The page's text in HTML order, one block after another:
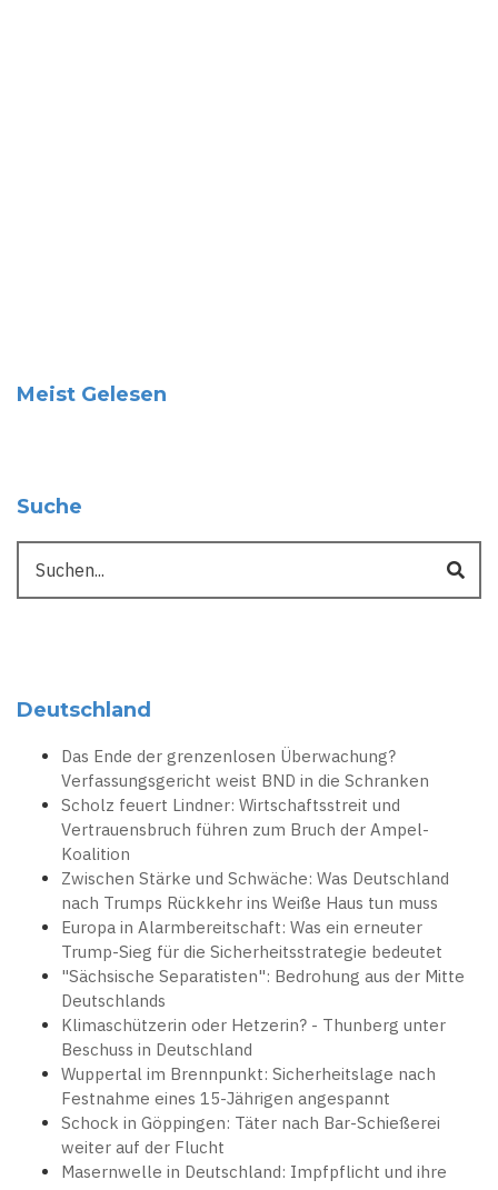
Meist Gelesen
Suche
Deutschland
Das Ende der grenzenlosen Überwachung?
Verfassungsgericht weist BND in die Schranken
Scholz feuert Lindner: Wirtschaftsstreit und
Vertrauensbruch führen zum Bruch der Ampel-
Koalition
Zwischen Stärke und Schwäche: Was Deutschland
nach Trumps Rückkehr ins Weiße Haus tun muss
Europa in Alarmbereitschaft: Was ein erneuter
Trump-Sieg für die Sicherheitsstrategie bedeutet
"Sächsische Separatisten": Bedrohung aus der Mitte
Deutschlands
Klimaschützerin oder Hetzerin? - Thunberg unter
Beschuss in Deutschland
Wuppertal im Brennpunkt: Sicherheitslage nach
Festnahme eines 15-Jährigen angespannt
Schock in Göppingen: Täter nach Bar-Schießerei
weiter auf der Flucht
Masernwelle in Deutschland: Impfpflicht und ihre